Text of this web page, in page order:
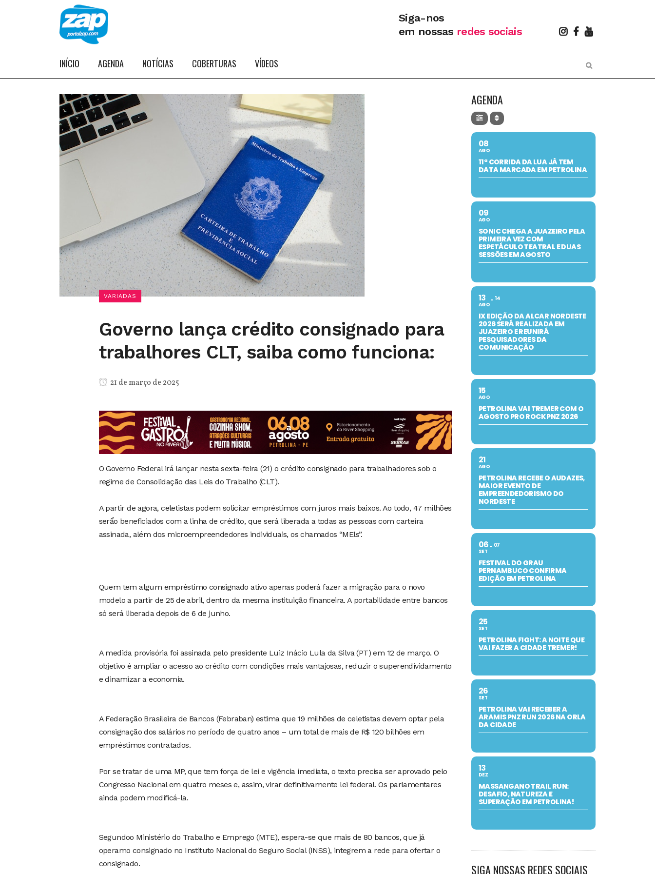
Siga-nos
em nossas redes sociais
INÍCIO AGENDA NOTÍCIAS COBERTURAS VÍDEOS
VARIADAS
Governo lança crédito consignado para
trabalhores CLT, saiba como funciona:
21 de março de 2025
O Governo Federal irá lançar nesta sexta-feira (21) o crédito consignado para trabalhadores sob o
regime de Consolidação das Leis do Trabalho (CLT).
A partir de agora, celetistas podem solicitar empréstimos com juros mais baixos. Ao todo, 47 milhões
serẩo beneficiados com a linha de crédito, que será liberada a todas as pessoas com carteira
assinada, além dos microempreendedores individuais, os chamados “MEls”.
Quem tem algum empréstimo consignado ativo apenas poderá fazer a migração para o novo
modelo a partir de 25 de abril, dentro da mesma instituição financeira. A portabilidade entre bancos
só será liberada depois de 6 de junho.
A medida provisória foi assinada pelo presidente Luiz Inácio Lula da Silva (PT) em 12 de março. O
objetivo é ampliar o acesso ao crédito com condições mais vantajosas, reduzir o superendividamento
e dinamizar a economia.
A Federação Brasileira de Bancos (Febraban) estima que 19 milhões de celetistas devem optar pela
consignação dos salários no período de quatro anos – um total de mais de R$ 120 bilhões em
empréstimos contratados.
Por se tratar de uma MP, que tem força de lei e vigência imediata, o texto precisa ser aprovado pelo
Congresso Nacional em quatro meses e, assim, virar definitivamente lei federal. Os parlamentares
ainda podem modificá-la.
Segundoo Ministério do Trabalho e Emprego (MTE), espera-se que mais de 80 bancos, que já
operamo consignado no Instituto Nacional do Seguro Social (INSS), integrem a rede para ofertar o
consignado.
AGENDA
08
AGO
11ª CORRIDA DA LUA JÁ TEM
DATA MARCADA EM PETROLINA
09
AGO
SONIC CHEGA A JUAZEIRO PELA
PRIMEIRA VEZ COM
ESPETÁCULO TEATRAL E DUAS
SESSÕES EM AGOSTO
13
AGO
14
IX EDIÇÃO DA ALCAR NORDESTE
2026 SERÁ REALIZADA EM
JUAZEIRO E REUNIRÁ
PESQUISADORES DA
COMUNICAÇÃO
15
AGO
PETROLINA VAI TREMER COM O
AGOSTO PRO ROCK PNZ 2026
21
AGO
PETROLINA RECEBE O AUDAZES,
MAIOR EVENTO DE
EMPREENDEDORISMO DO
NORDESTE
06
SET
07
FESTIVAL DO GRAU
PERNAMBUCO CONFIRMA
EDIÇÃO EM PETROLINA
25
SET
PETROLINA FIGHT: A NOITE QUE
VAI FAZER A CIDADE TREMER!
26
SET
PETROLINA VAI RECEBER A
ARAMIS PNZ RUN 2026 NA ORLA
DA CIDADE
13
DEZ
MASSANGANO TRAIL RUN:
DESAFIO, NATUREZA E
SUPERAÇÃO EM PETROLINA!
SIGA NOSSAS REDES SOCIAIS